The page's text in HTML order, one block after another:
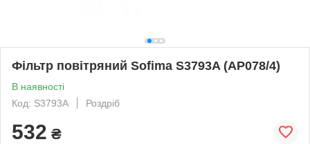
Фільтр повітряний Sofima S3793A (AP078/4)
В наявності
Код: S3793A
Роздріб
532 ₴